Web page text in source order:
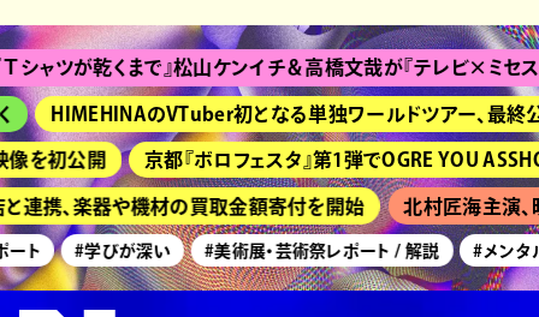
ツが乾くまで』松山ケンイチ＆高橋文哉が『テレビ×ミセス』出
HIMEHINAのVTuber初となる単独ワールドツアー、最終公演
初公開 京都『ボロフェスタ』第1弾でOGRE YOU
携、楽器や機材の買取金額寄付を開始 北村匠海主演、映
#学びが深い #美術展・芸術祭レポート / 解説 #メンタル